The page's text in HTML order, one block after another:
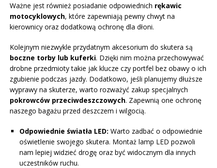
Ważne jest również posiadanie odpowiednich rękawic
motocyklowych, które zapewniają pewny chwyt na
kierownicy oraz dodatkową ochronę dla dłoni.
Kolejnym niezwykle przydatnym akcesorium do skutera są
boczne torby lub kuferki. Dzięki nim można przechowywać
drobne przedmioty takie jak klucze czy portfel bez obawy o ich
zgubienie podczas jazdy. Dodatkowo, jeśli planujemy dłuższe
wyprawy na skuterze, warto rozważyć zakup specjalnych
pokrowców przeciwdeszczowych. Zapewnią one ochronę
naszego bagażu przed deszczem i wilgocią.
Odpowiednie światła LED: Warto zadbać o odpowiednie
oświetlenie swojego skutera. Montaż lamp LED pozwoli
nam lepiej widzieć drogę oraz być widocznym dla innych
uczestników ruchu.